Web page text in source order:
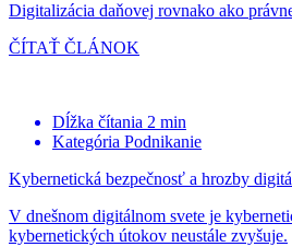
Digitalizácia daňovej rovnako ako
ČÍTAŤ ČLÁNOK
Dĺžka čítania 2 min
Kategória Podnikanie
Kybernetická bezpečnosť a hrozby
V dnešnom digitálnom svete je
kybernetických útokov neustále zvyšuje.